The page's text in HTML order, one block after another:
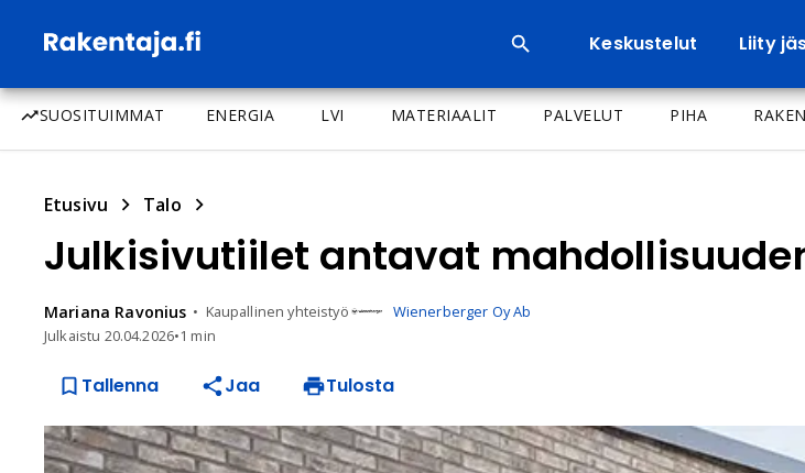
Keskustelut Liity
SUOSITUIMMAT ENERGIA LVI MATERIAALIT PALVELUT PIHA
Etusivu Talo
Julkisivutiilet antavat
Mariana Ravonius Kaupallinen yhteistyö
Wienerberger Oy Ab
Julkaistu 20.04.2026•1 min
Tallenna Jaa Tulosta